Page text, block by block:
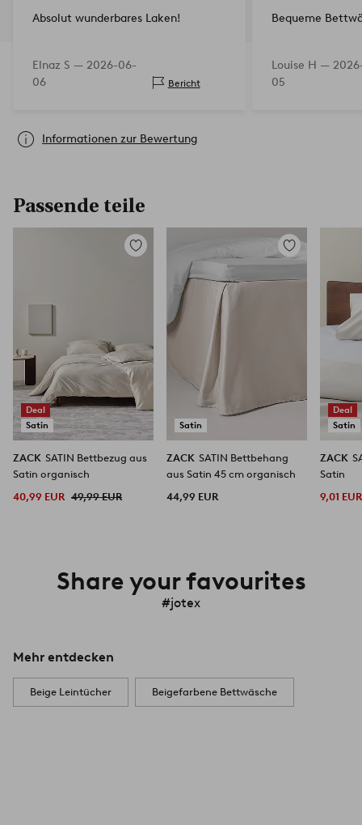
Absolut wunderbares Laken!
Elnaz S — 2026-06-
06
Bericht
Bequeme
Louise H —
05
Informationen zur Bewertung
Passende teile
Deal
Satin
Zu
ZACK SATIN Bettbezug aus
Satin organisch
40,99 EUR 49,99 EUR
Satin
Zu
Favoriten
ZACK SATIN Bettbehang
aus Satin 45 cm organisch
44,99 EUR
Deal
Satin
ZACK
Satin
9,01 EUR
Share your favourites
#jotex
Mehr entdecken
Beige Leintücher Beigefarbene Bettwäsche